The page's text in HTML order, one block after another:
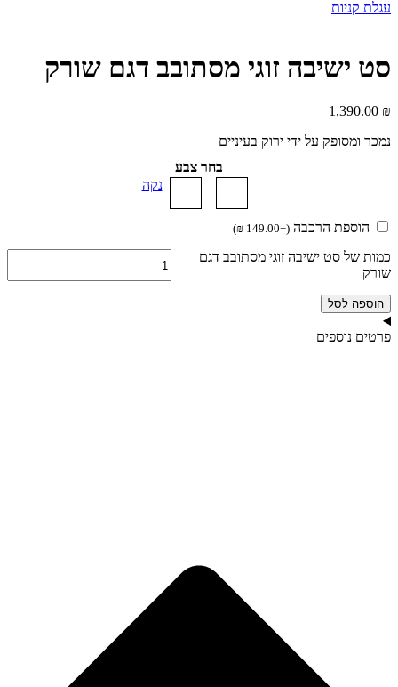
עגלת קניות
סט ישיבה זוגי מסתובב דגם שורק
1,390.00 ₪
נמכר ומסופק על ידי ירוק בעיניים
בחר צבע
נקה
הוספת הרכבה (
+
149.00
₪
)
כמות של סט ישיבה זוגי מסתובב דגם
שורק
הוספה לסל
פרטים נוספים